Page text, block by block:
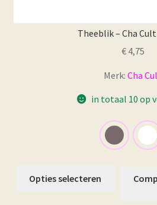
Theeblik – Cha
€4,75
Merk: Cha
in totaal 10 op
Opties selecteren
product